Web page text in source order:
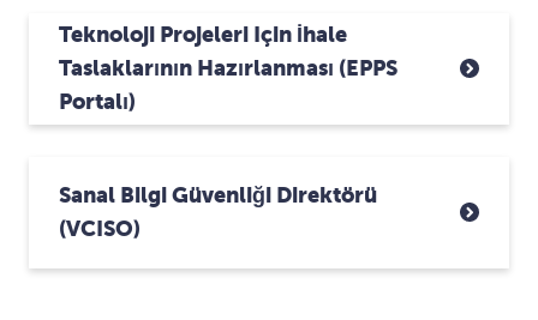
Teknoloji Projeleri Için İhale
Taslaklarının Hazırlanması (ePPS
Portalı)
Sanal Bilgi Güvenliği Direktörü
(vCISO)